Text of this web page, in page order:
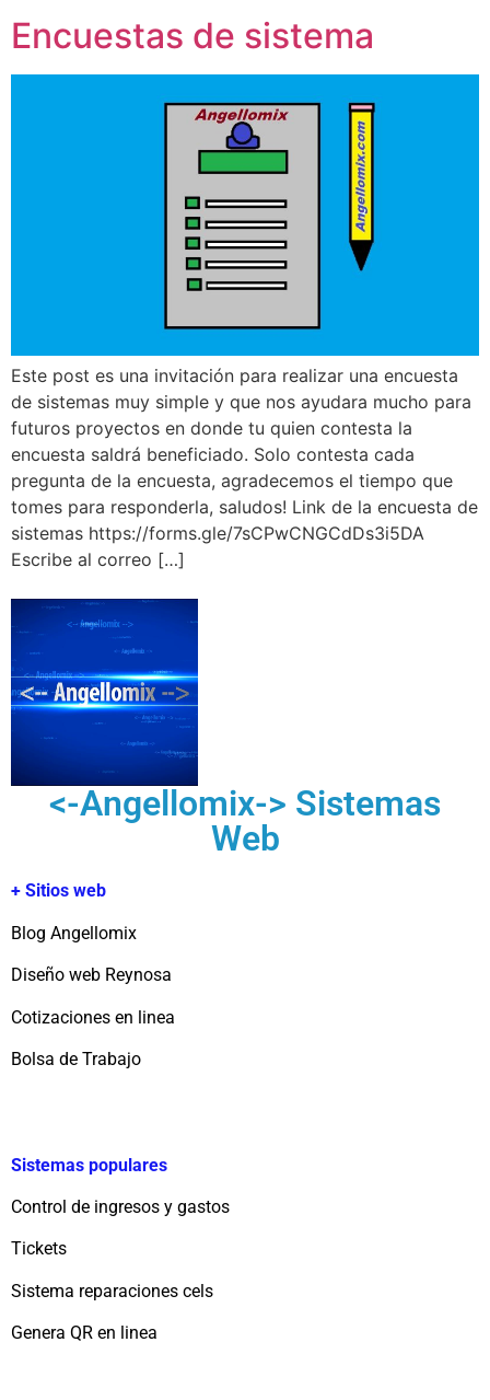
Encuestas de sistema
Este post es una invitación para realizar una encuesta
de sistemas muy simple y que nos ayudara mucho para
futuros proyectos en donde tu quien contesta la
encuesta saldrá beneficiado. Solo contesta cada
pregunta de la encuesta, agradecemos el tiempo que
tomes para responderla, saludos! Link de la encuesta de
sistemas https://forms.gle/7sCPwCNGCdDs3i5DA
Escribe al correo […]
<-Angellomix-> Sistemas
Web
+ Sitios web
Blog Angellomix
Diseño web Reynosa
Cotizaciones en linea
Bolsa de Trabajo
Sistemas populares
Control de ingresos y gastos
Tickets
Sistema reparaciones cels
Genera QR en linea